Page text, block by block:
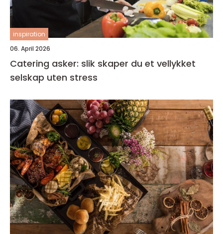
inspiration
06. April 2026
Catering asker: slik skaper du et vellykket
selskap uten stress